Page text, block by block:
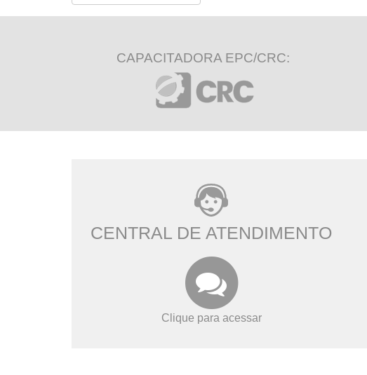
CAPACITADORA EPC/CRC:
CENTRAL DE ATENDIMENTO
Clique para acessar